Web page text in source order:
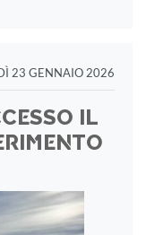
23 GENNAIO 2026
IL